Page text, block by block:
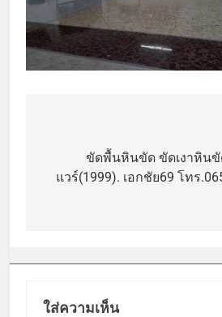
ขัดพื้นหินขัด ขัดเงาหิน
แวร์(1999). เอกชัย69 โทร
ใส่ความเห็น